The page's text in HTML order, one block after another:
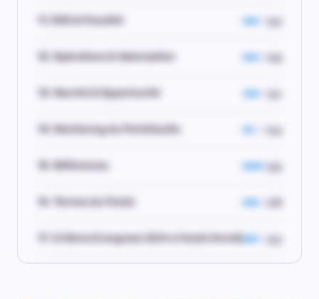
11. ESG & Fiscalité
12. Opérations & Valorisation 2.9
13. Marché & Opportunité
14. Monitoring du Portefeuille 2.4
15. Références 3.5
16. Termes du Fonds
17. Critères Evergreen (N/A si fonds fermé)